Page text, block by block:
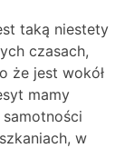
taką niestety
czasach,
że jest wokół
mamy
w